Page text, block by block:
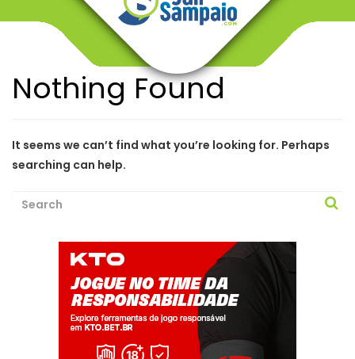
i
Nothing Found
It seems we can’t find what you’re looking for. Perhaps
searching can help.